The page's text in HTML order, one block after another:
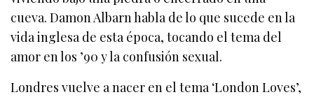
cueva. Damon Albarn habla de lo que sucede en la
vida inglesa de esta época, tocando el tema del
amor en los ’90 y la confusión sexual.
Londres vuelve a nacer en el tema ‘London Loves’,